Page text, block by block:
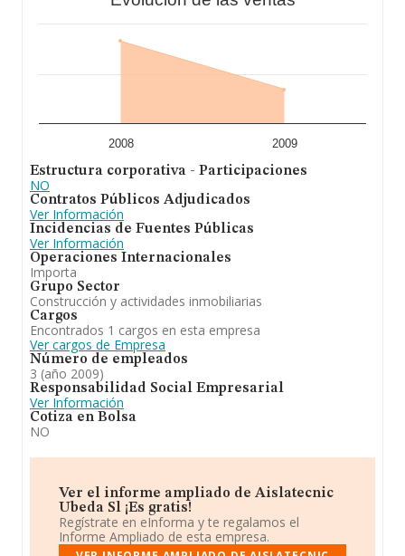
2008 2009
Estructura corporativa - Participaciones
NO
Contratos Públicos Adjudicados
Ver Información
Incidencias de Fuentes Públicas
Ver Información
Operaciones Internacionales
Importa
Grupo Sector
Construcción y actividades inmobiliarias
Cargos
Encontrados 1 cargos en esta empresa
Ver cargos de Empresa
Número de empleados
3 (año 2009)
Responsabilidad Social Empresarial
Ver Información
Cotiza en Bolsa
NO
Ver el informe ampliado de Aislatecnic
Ubeda Sl ¡Es gratis!
Regístrate en eInforma y te regalamos el
Informe Ampliado de esta empresa.